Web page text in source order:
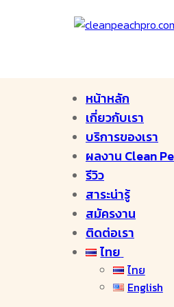
หน้าหลัก
เกี่ยวกับเรา
บริการของเรา
ผลงาน Clean
รีวิว
สาระน่ารู้
สมัครงาน
ติดต่อเรา
ไทย
ไทย
English